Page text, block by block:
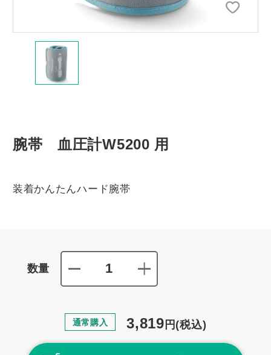
腕帯 血圧計W5200 用
装着かんたんハード腕帯
数量
通常購入 3,819 円 (税込)